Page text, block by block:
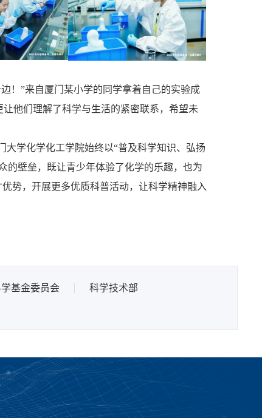
！”来自厦门某小学的同学拿着自己的实验成
他们理解了科学与生活的紧密联系，希望未
学化学化工学院始终以“普及科学知识、弘扬
的壁垒，既让青少年体验了化学的乐趣，也为
势，开展更多优质科普活动，让科学精神融入
基金委员会
科学技术部